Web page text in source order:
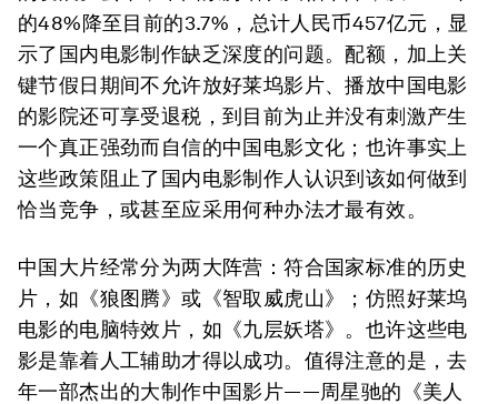
的48%降至目前的3.7%，总计人民币457亿元，显
示了国内电影制作缺乏深度的问题。配额，加上关
键节假日期间不允许放好莱坞影片、播放中国电影
的影院还可享受退税，到目前为止并没有刺激产生
一个真正强劲而自信的中国电影文化；也许事实上
这些政策阻止了国内电影制作人认识到该如何做到
恰当竞争，或甚至应采用何种办法才最有效。
中国大片经常分为两大阵营：符合国家标准的历史
片，如《狼图腾》或《智取威虎山》；仿照好莱坞
电影的电脑特效片，如《九层妖塔》。也许这些电
影是靠着人工辅助才得以成功。值得注意的是，去
年一部杰出的大制作中国影片——周星驰的《美人